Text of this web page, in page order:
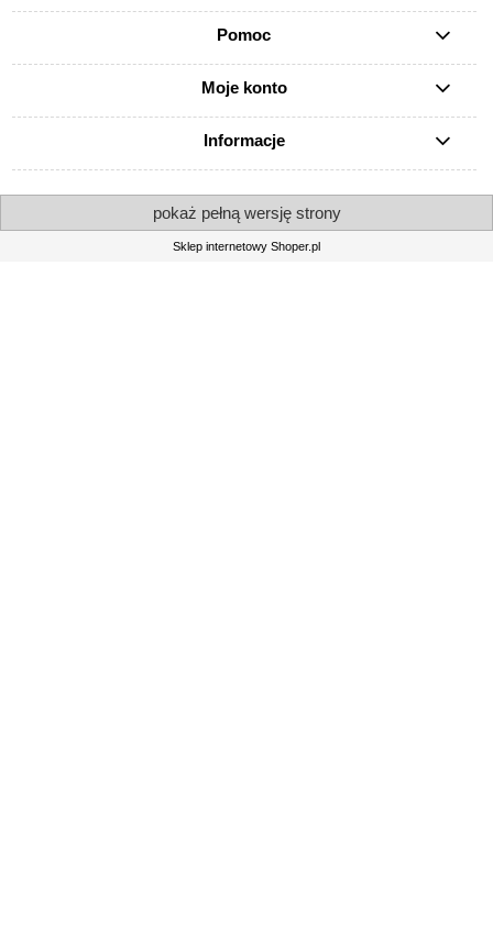
Pomoc
Moje konto
Informacje
pokaż pełną wersję strony
Sklep internetowy Shoper.pl